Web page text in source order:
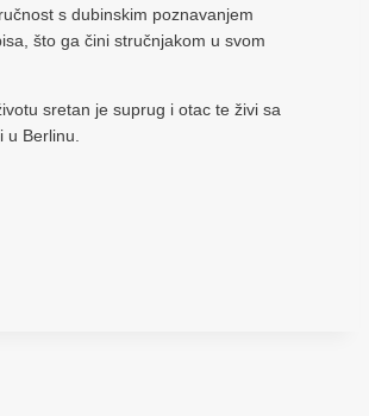
s dubinskim poznavanjem
što ga čini stručnjakom u svom
sretan je suprug i otac te živi sa
u Berlinu.